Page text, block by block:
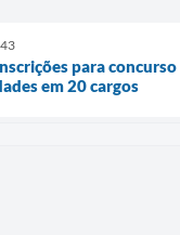
para
em 20 cargos